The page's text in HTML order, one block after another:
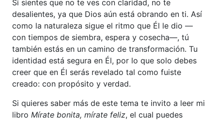
Si sientes que no te ves con claridad, no te
desalientes, ya que Dios aún está obrando en ti. Así
como la naturaleza sigue el ritmo que Él le dio —
con tiempos de siembra, espera y cosecha—, tú
también estás en un camino de transformación. Tu
identidad está segura en Él, por lo que solo debes
creer que en Él serás revelado tal como fuiste
creado: con propósito y verdad.
Si quieres saber más de este tema te invito a leer mi
libro Mírate bonita, mírate feliz, el cual puedes